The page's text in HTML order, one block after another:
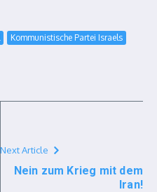
Kommunistische Partei Israels
Next Article
Nein zum Krieg mit dem
Iran!